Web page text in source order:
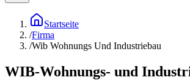
Startseite
/Firma
/Wib Wohnungs Und Industriebau
WIB-Wohnungs- und